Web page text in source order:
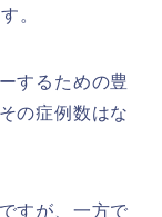
。
するための豊
の症例数はな
すが、一方で